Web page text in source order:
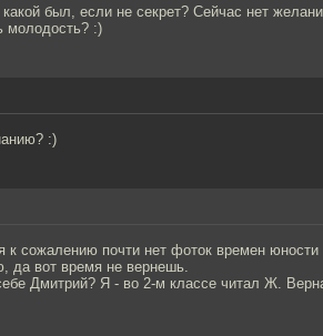
был, если не секрет? Сейчас нет
молодость? :)
:)
сожалению почти нет фоток времен юности
да вот время не вернешь.
Дмитрий? Я - во 2-м классе читал Ж.